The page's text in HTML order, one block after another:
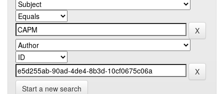
Start a new search